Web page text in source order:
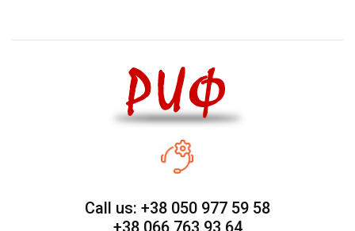
Call us: +38 050 977 59 58
+38 066 763 93 64